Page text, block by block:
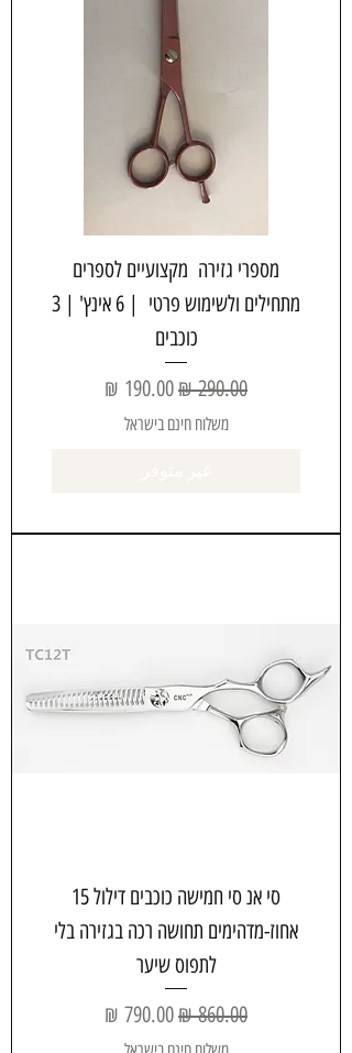
מספרי גזירה מקצועיים לספרים
מתחילים ולשימוש פרטי | 6 אינץ' | 3
כוכבים
سعر عاديسعر البيع
משלוח חינם בישראל
סי אנ סי חמישה כוכבים דילול 15
אחוז-מדהימים תחושה רכה בגזירה בלי
לתפוס שיער
سعر عاديسعر البيع